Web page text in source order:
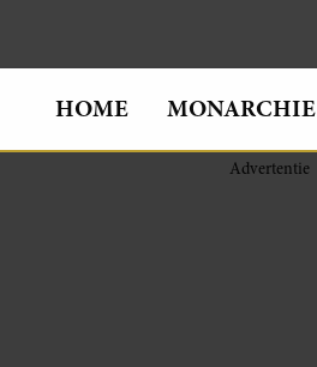
HOME MONARCHIE